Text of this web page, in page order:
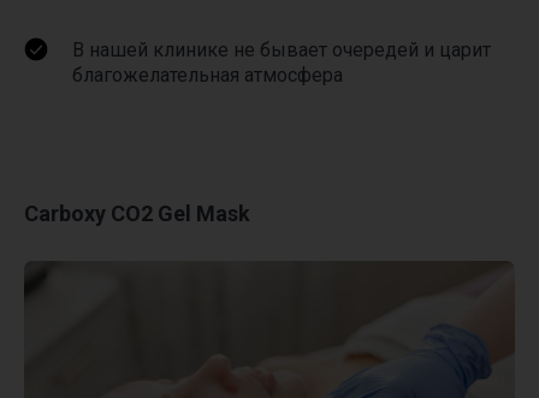
В нашей клинике не бывает очередей и царит
благожелательная атмосфера
Carboxy CO2 Gel Mask